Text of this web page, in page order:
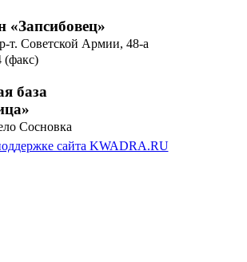
«Запсибовец»
т. Советской Армии, 48-а
(факс)
база
Сосновка
сайта KWADRA.RU